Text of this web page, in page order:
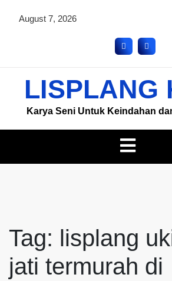
August 7, 2026
LISPLANG
Karya Seni Untuk Keindahan
Tag: lisplang
jati termurah di